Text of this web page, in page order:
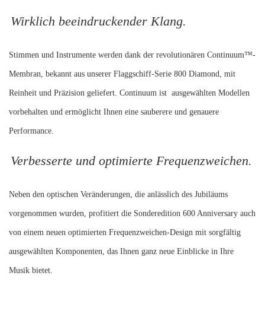
Wirklich beeindruckender Klang.
Stimmen und Instrumente werden dank der revolutionären Continuum™-
Membran, bekannt aus unserer Flaggschiff-Serie 800 Diamond, mit
Reinheit und Präzision geliefert. Continuum ist ausgewählten Modellen
vorbehalten und ermöglicht Ihnen eine sauberere und genauere
Performance.
Verbesserte und optimierte Frequenzweichen.
Neben den optischen Veränderungen, die anlässlich des Jubiläums
vorgenommen wurden, profitiert die Sonderedition 600 Anniversary auch
von einem neuen optimierten Frequenzweichen-Design mit sorgfältig
ausgewählten Komponenten, das Ihnen ganz neue Einblicke in Ihre
Musik bietet.